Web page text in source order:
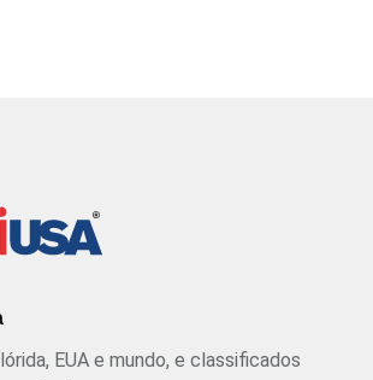
EUA e mundo, e classificados